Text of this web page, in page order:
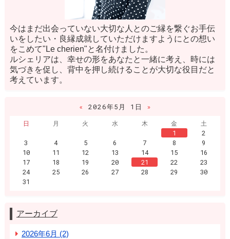
今はまだ出会っていない大切な人とのご縁を繋ぐお手伝
いをしたい・良縁成就していただけますようにとの想い
をこめて"Le cherien"と名付けました。
ルシェリアは、幸せの形をあなたと一緒に考え、時には
気づきを促し、背中を押し続けることが大切な役目だと
考えています。
« 2026年5月 1日
»
日
月 火 水 木 金
土
1
2
3
4 5 6 7 8
9
10
11 12 13 14 15
16
17
18 19 20 21 22
23
24
25 26 27 28 29
30
31
アーカイブ
2026年6月 (2)